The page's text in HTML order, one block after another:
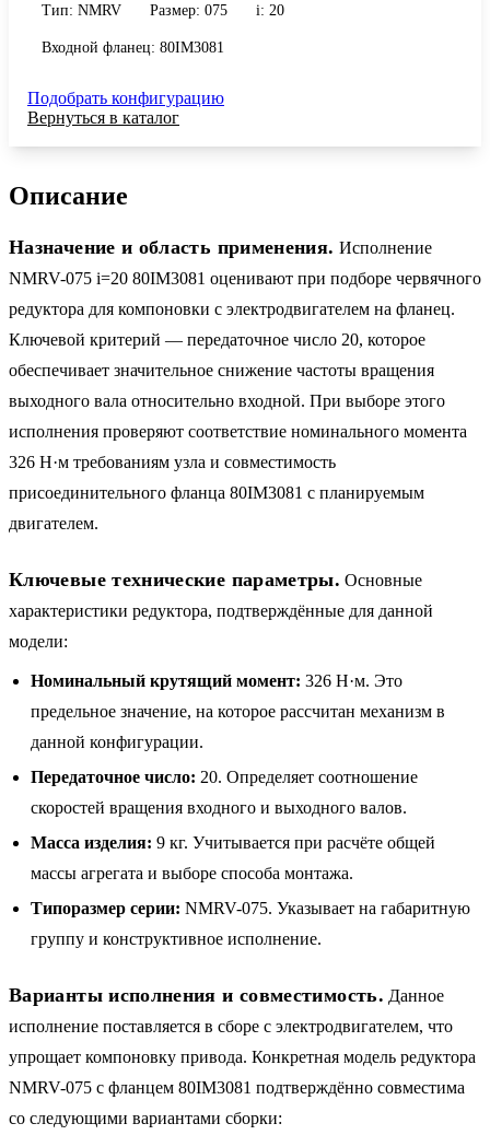
Тип: NMRV Размер: 075 i: 20
Входной фланец: 80IM3081
Подобрать конфигурацию
Вернуться в каталог
Описание
Назначение и область применения. Исполнение
NMRV-075 i=20 80IM3081 оценивают при подборе червячного
редуктора для компоновки с электродвигателем на фланец.
Ключевой критерий — передаточное число 20, которое
обеспечивает значительное снижение частоты вращения
выходного вала относительно входной. При выборе этого
исполнения проверяют соответствие номинального момента
326 Н·м требованиям узла и совместимость
присоединительного фланца 80IM3081 с планируемым
двигателем.
Ключевые технические параметры. Основные
характеристики редуктора, подтверждённые для данной
модели:
Номинальный крутящий момент: 326 Н·м. Это
предельное значение, на которое рассчитан механизм в
данной конфигурации.
Передаточное число: 20. Определяет соотношение
скоростей вращения входного и выходного валов.
Масса изделия: 9 кг. Учитывается при расчёте общей
массы агрегата и выборе способа монтажа.
Типоразмер серии: NMRV-075. Указывает на габаритную
группу и конструктивное исполнение.
Варианты исполнения и совместимость. Данное
исполнение поставляется в сборе с электродвигателем, что
упрощает компоновку привода. Конкретная модель редуктора
NMRV-075 с фланцем 80IM3081 подтверждённо совместима
со следующими вариантами сборки: